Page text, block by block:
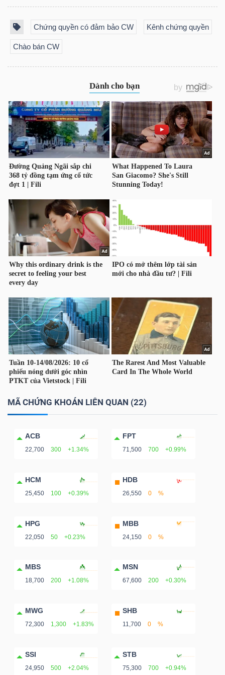
Chứng quyền có đảm bảo CW Kênh chứng quyền
Chào bán CW
MÃ CHỨNG KHOÁN LIÊN QUAN (22)
ACB
22,700 300 +1.34%
FPT
71,500 700 +0.99%
HCM
25,450 100 +0.39%
HDB
26,550 0 %
HPG
22,050 50 +0.23%
MBB
24,150 0 %
MBS
18,700 200 +1.08%
MSN
67,600 200 +0.30%
MWG
72,300 1,300 +1.83%
SHB
11,700 0 %
SSI
24,950 500 +2.04%
STB
75,300 700 +0.94%
CÔNG
CỤ
ĐẦU
TƯ
TRUY
DỮ
LIỆU
Ngành
(-)
VS-
SECTOR
NĂNG
LƯỢNG
LIỆU
TIÊU
KHÔNG
THIẾT